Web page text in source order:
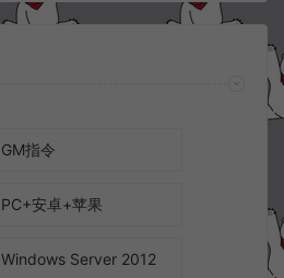
GM指令
PC+安卓+苹果
Windows Server 2012